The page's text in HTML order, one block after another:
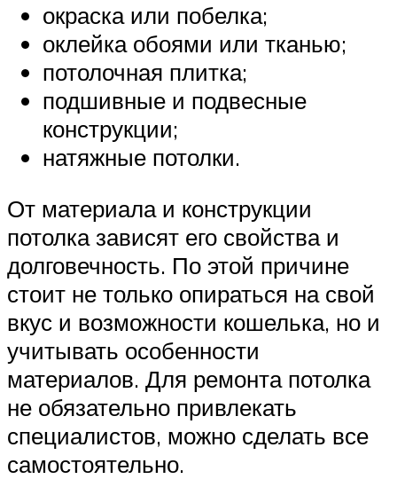
окраска или побелка;
оклейка обоями или тканью;
потолочная плитка;
подшивные и подвесные
конструкции;
натяжные потолки.
От материала и конструкции
потолка зависят его свойства и
долговечность. По этой причине
стоит не только опираться на свой
вкус и возможности кошелька, но и
учитывать особенности
материалов. Для ремонта потолка
не обязательно привлекать
специалистов, можно сделать все
самостоятельно.